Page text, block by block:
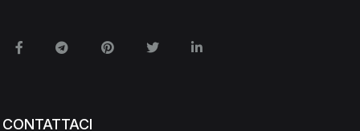
FacebookTelegramPinterestTwitterLinkedin
CONTATTACI